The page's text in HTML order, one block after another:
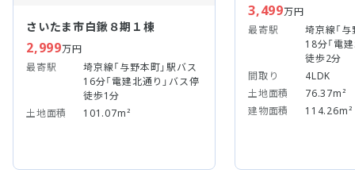
さいたま市白鍬８期１棟
2,999万円
最寄駅
埼京線「与野本町」駅バス
16分「電建北通り」バス停
徒歩1分
土地面積
101.07m²
3,499万円
最寄駅
埼京線「
18分「電
徒歩2分
間取り
4LDK
土地面積
76.37m²
建物面積
114.26m²